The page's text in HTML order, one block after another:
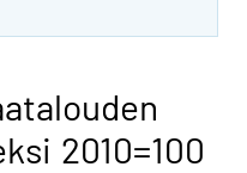
2010=100